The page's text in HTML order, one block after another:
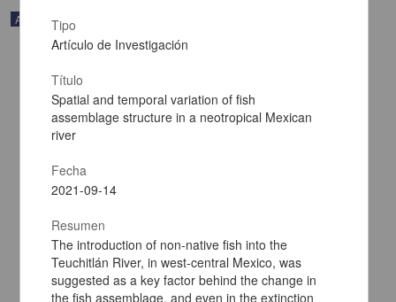
Artículo
Distribución y modelaje de nicho ecológico, comentarios
biogeográficos y taxonómicos del género de arañas Latrodectus
Tipo
Artículo de Investigación
Título
Spatial and temporal variation of fish
assemblage structure in a neotropical Mexican
river
Fecha
2021-09-14
Resumen
The introduction of non-native fish into the
Teuchitlán River, in west-central Mexico, was
suggested as a key factor behind the change in
the fish assemblage, and even in the extinction